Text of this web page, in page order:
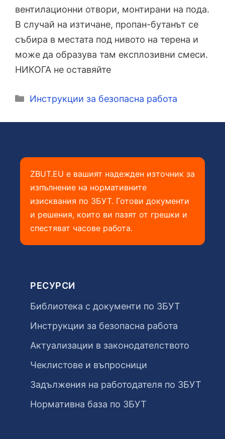
вентилационни отвори, монтирани на пода.
В случай на изтичане, пропан-бутанът се
събира в местата под нивото на терена и
може да образува там експлозивни смеси.
НИКОГА не оставяйте
Категории
Инструкции за безопасна работа
ZBUT.EU е вашият надежден източник за
изпълнение на нормативните
изисквания по ЗБУТ. Готови документи
и решения, които ви пазят от грешки и
спестяват часове работа.
РЕСУРСИ
Библиотека с документи по ЗБУТ
Инструкции за безопасна работа
Актуализации в законодателството
Чеклистове и въпросници
Задължения на работодателя по ЗБУТ
Нормативна база по ЗБУТ